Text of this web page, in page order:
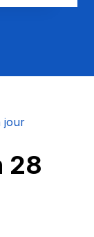
jour
28